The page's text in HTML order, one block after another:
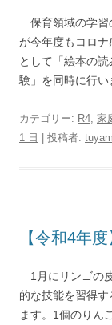
保育領域の学習
が今年度もコロ
として「絵本の
験」を同時に行
カテゴリー: R4, 家
1 日
投稿者:
【令和4年
1月にリンゴの
的な技能を習得
ます。1個のりん